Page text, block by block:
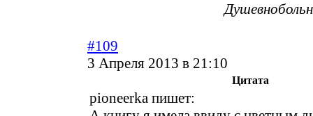
#109
3 Апреля 2013 в 21:10
Цитата
pioneerka пишет: